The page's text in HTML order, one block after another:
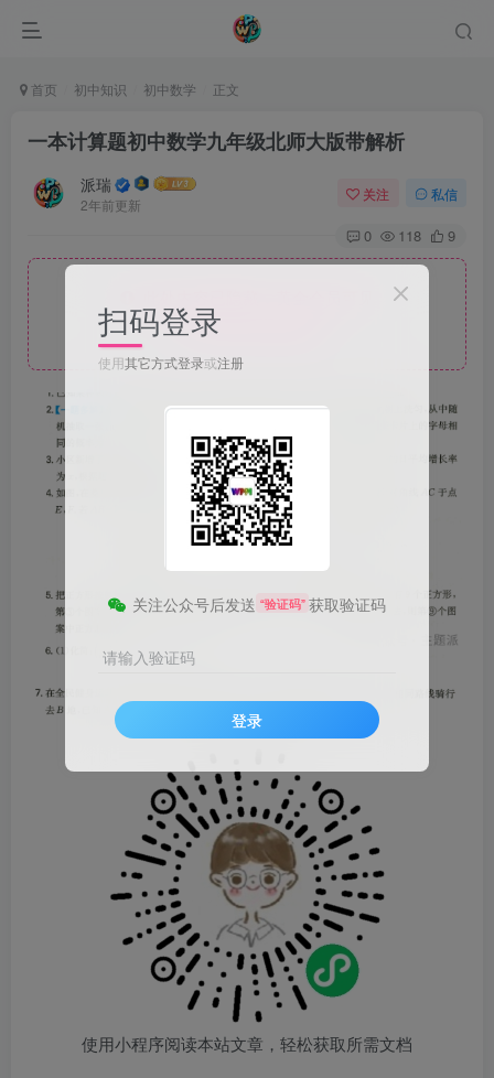
首页 初中知识 初中数学 正文
一本计算题初中数学九年级北师大版带解析
派瑞
2年前更新
关注 私信
0 118 9
请登录后查看特权
使用小程序阅读本站文章，轻松获取所需文档
扫码登录
使用其它方式登录或注册
关注公众号后发送 “验证码” 获取验证码
请输入验证码
登录